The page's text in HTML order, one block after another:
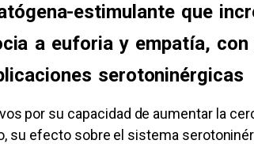
estimulante que
a euforia y empatía,
serotoninérgicas
por su capacidad de aumentar la
su efecto sobre el sistema